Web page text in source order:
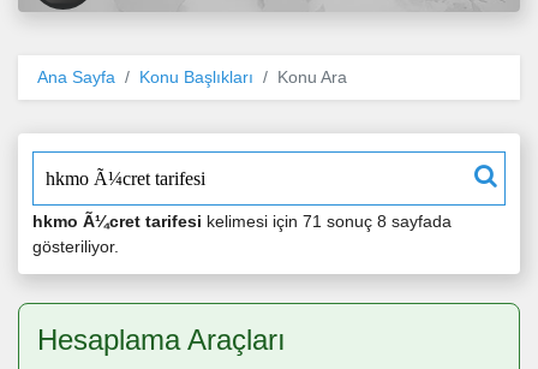
Ana Sayfa Konu Başlıkları Konu Ara
hkmo Ã¼cret tarifesi kelimesi için 71 sonuç 8 sayfada
gösteriliyor.
Hesaplama Araçları